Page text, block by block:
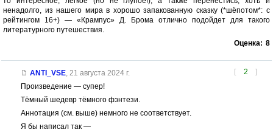
ненадолго, из нашего мира в хорошо запакованную сказку (*шёпотом*: с
рейтингом 16+) — «Крампус» Д. Брома отлично подойдет для такого
литературного путешествия.
Оценка: 8
[ 2 ]
ANTI_VSE, 21 августа 2024 г.
Произведение — супер!
Тёмный шедевр тёмного фэнтези.
Аннотация (см. выше) немного не соответствует.
Я бы написал так —